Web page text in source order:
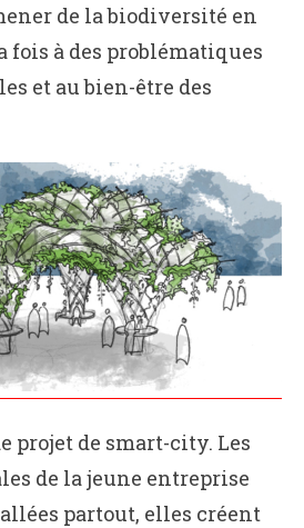
de la biodiversité en
fois à des problématiques
et au bien-être des
projet de smart-city. Les
de la jeune entreprise
partout, elles créent